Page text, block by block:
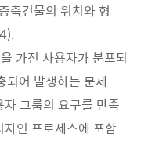
축건물의 위치와 형
가진 사용자가 분포되
되어 발생하는 문제
그룹의 요구를 만족
인 프로세스에 포함